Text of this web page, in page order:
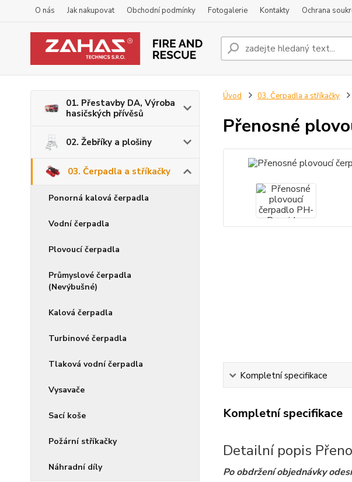
O nás Jak nakupovat Obchodní podmínky Fotogalerie Kontakty Ochrana
01. Přestavby DA, Výroba
hasičských přívěsů
02. Žebříky a plošiny
03. Čerpadla a stříkačky
Ponorná kalová čerpadla
Vodní čerpadla
Plovoucí čerpadla
Průmyslové čerpadla
(Nevýbušné)
Kalová čerpadla
Turbinové čerpadla
Tlaková vodní čerpadla
Vysavače
Sací koše
Požární stříkačky
Náhradní díly
Úvod 03. Čerpadla a stříkačky
Přenosné
Kompletní specifikace
Kompletní specifikace
Detailní popis
Po obdržení objednávky